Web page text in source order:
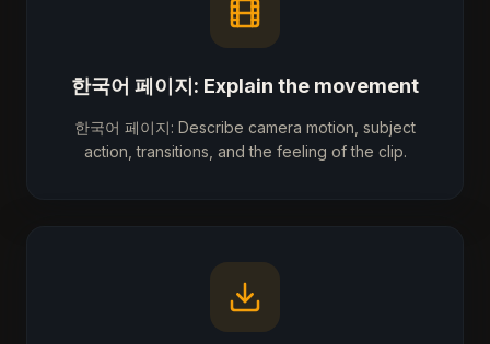
한국어 페이지: Explain the movement
한국어 페이지: Describe camera motion, subject
action, transitions, and the feeling of the clip.